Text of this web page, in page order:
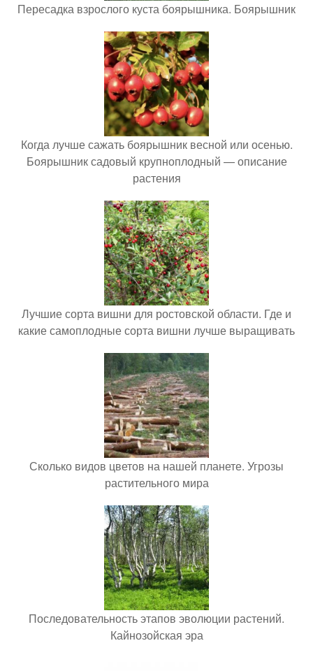
Пересадка взрослого куста боярышника. Боярышник
Когда лучше сажать боярышник весной или осенью.
Боярышник садовый крупноплодный — описание
растения
Лучшие сорта вишни для ростовской области. Где и
какие самоплодные сорта вишни лучше выращивать
Сколько видов цветов на нашей планете. Угрозы
растительного мира
Последовательность этапов эволюции растений.
Кайнозойская эра